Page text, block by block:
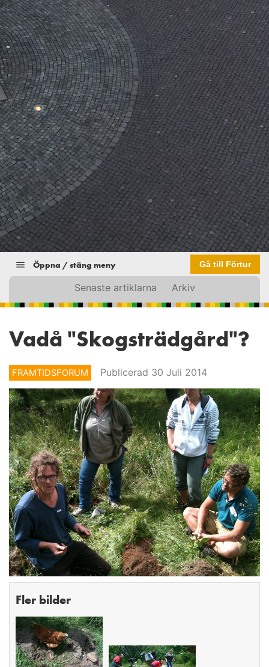
Öppna / stäng meny Gå till Förtur
Senaste artiklarna Arkiv
Vadå "Skogsträdgård"?
FRAMTIDSFORUM Publicerad 30 Juli 2014
Fler bilder